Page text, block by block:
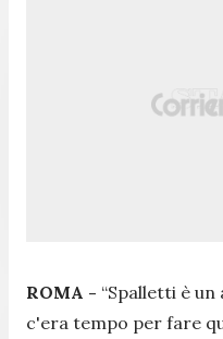
ROMA - “Spalletti è
c'era tempo per fare